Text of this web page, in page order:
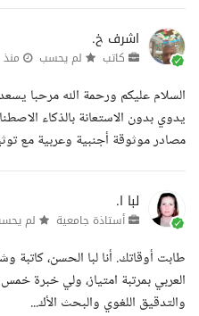
اشرف خ.
كاتب لم يحسب
السلام عليكم ورحمة الله مرحبا
يدوي بدون الاستعانة بالذكاء
مصادر موثوقة أجنبية وعربية مع
لبا ا.
أستاذة جامعية لم
طابت أوقاتك. أنا لبا الحسن، كاتبة
العربي بمرتبة امتياز، ولي خبرة
والتدقيق اللغوي والبحث الأك...